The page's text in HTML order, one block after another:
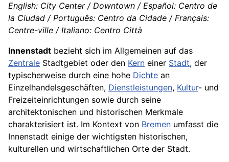
English: City Center / Downtown / Español: Centro de
la Ciudad / Português: Centro da Cidade / Français:
Centre-ville / Italiano: Centro Città
Innenstadt bezieht sich im Allgemeinen auf das
Zentrale Stadtgebiet oder den Kern einer Stadt, der
typischerweise durch eine hohe Dichte an
Einzelhandelsgeschäften, Dienstleistungen, Kultur- und
Freizeiteinrichtungen sowie durch seine
architektonischen und historischen Merkmale
charakterisiert ist. Im Kontext von Bremen umfasst die
Innenstadt einige der wichtigsten historischen,
kulturellen und wirtschaftlichen Orte der Stadt.